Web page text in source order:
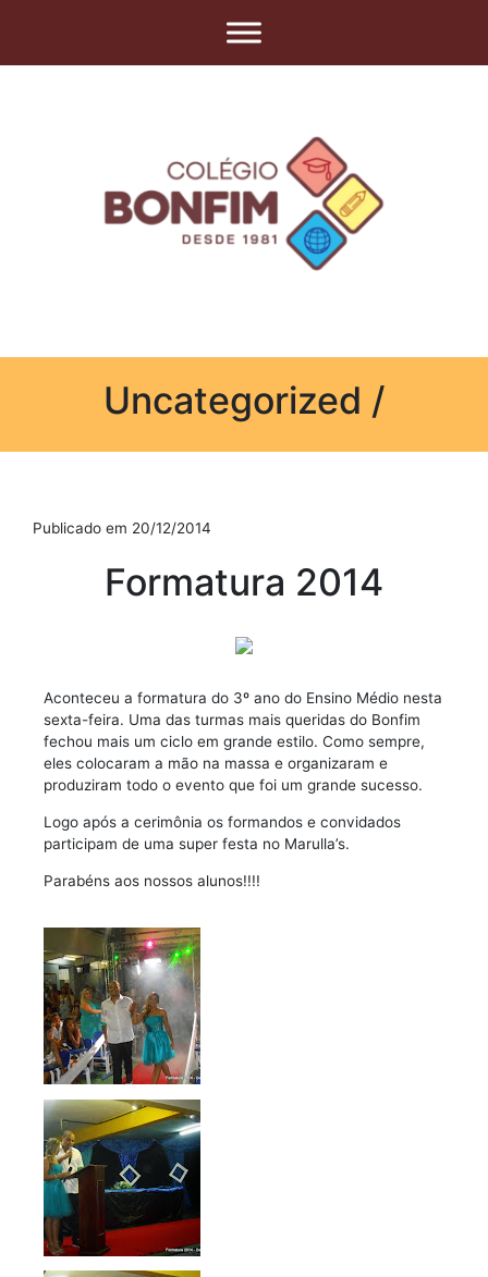
Uncategorized /
Publicado em 20/12/2014
Formatura 2014
Aconteceu a formatura do 3º ano do Ensino Médio nesta
sexta-feira. Uma das turmas mais queridas do Bonfim
fechou mais um ciclo em grande estilo. Como sempre,
eles colocaram a mão na massa e organizaram e
produziram todo o evento que foi um grande sucesso.
Logo após a cerimônia os formandos e convidados
participam de uma super festa no Marulla’s.
Parabéns aos nossos alunos!!!!